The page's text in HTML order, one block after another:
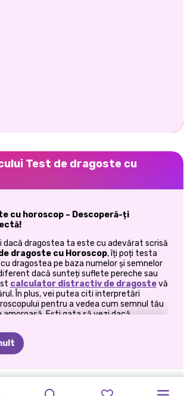
Test de dragoste cu
cu horoscop – Descoperă-ți
dacă dragostea ta este cu adevărat scrisă
dragoste cu Horoscop, îți poți testa
dragostea pe baza numelor și semnelor
dacă sunteți suflete pereche sau
calculator distractiv de dragostevă
În plus, vei putea citi interpretări
pentru a vedea cum semnul tău
Ești gata să vezi dacă
cu dragostea!
compatibilitatea cu iubitul, cel mai
UNICORNS
PETRECERE ELLIE